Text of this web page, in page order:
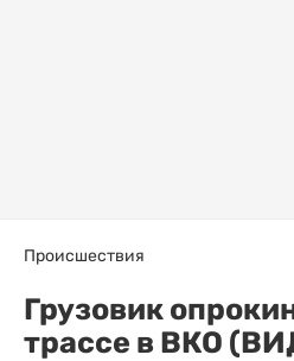
Происшествия
Грузовик
трассе в ВКО